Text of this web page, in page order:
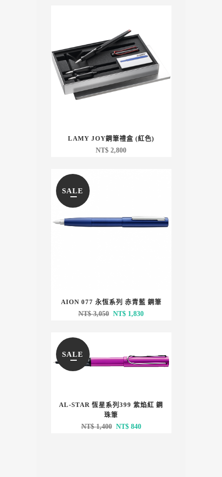
LAMY JOY鋼筆禮盒 (紅色)
NT$ 2,800
SALE
AION 077 永恆系列 赤青藍 鋼筆
NT$3,050 原
NT$ 3,050。
NT$ 1,830目
NT$ 1,830。
SALE
AL-STAR 恆星系列399 紫焰紅 鋼
珠筆
NT$1,400 原
NT$840目